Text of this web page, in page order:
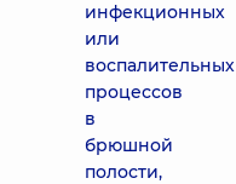
инфекционных
или
воспалительных
процессов
в
брюшной
полости,